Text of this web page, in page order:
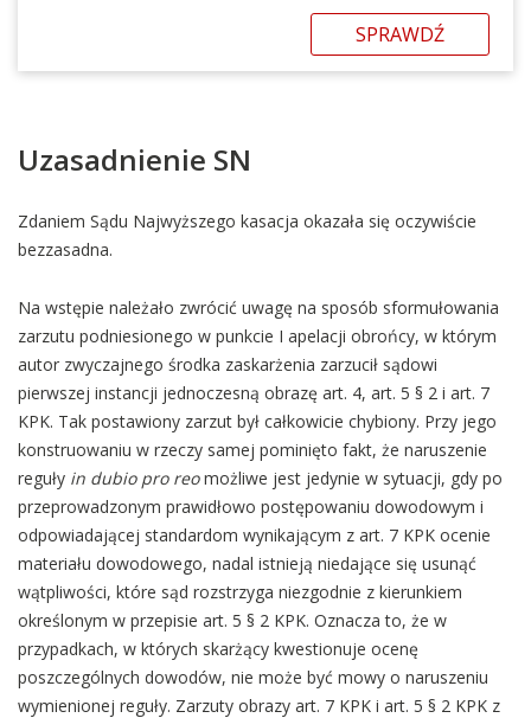
SPRAWDŹ
Uzasadnienie SN
Zdaniem Sądu Najwyższego kasacja okazała się oczywiście
bezzasadna.
Na wstępie należało zwrócić uwagę na sposób sformułowania
zarzutu podniesionego w punkcie I apelacji obrońcy, w którym
autor zwyczajnego środka zaskarżenia zarzucił sądowi
pierwszej instancji jednoczesną obrazę art. 4, art. 5 § 2 i art. 7
KPK. Tak postawiony zarzut był całkowicie chybiony. Przy jego
konstruowaniu w rzeczy samej pominięto fakt, że naruszenie
reguły in dubio pro reomożliwe jest jedynie w sytuacji, gdy po
przeprowadzonym prawidłowo postępowaniu dowodowym i
odpowiadającej standardom wynikającym z art. 7 KPK ocenie
materiału dowodowego, nadal istnieją niedające się usunąć
wątpliwości, które sąd rozstrzyga niezgodnie z kierunkiem
określonym w przepisie art. 5 § 2 KPK. Oznacza to, że w
przypadkach, w których skarżący kwestionuje ocenę
poszczególnych dowodów, nie może być mowy o naruszeniu
wymienionej reguły. Zarzuty obrazy art. 7 KPK i art. 5 § 2 KPK z